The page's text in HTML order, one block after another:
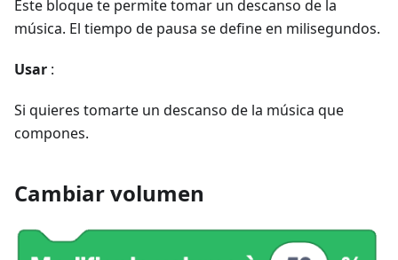
Este bloque te permite tomar un descanso de la
música. El tiempo de pausa se define en milisegundos.
Usar :
Si quieres tomarte un descanso de la música que
compones.
Cambiar volumen